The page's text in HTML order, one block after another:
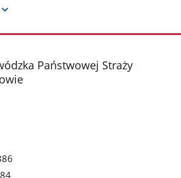
Państwowej Straży